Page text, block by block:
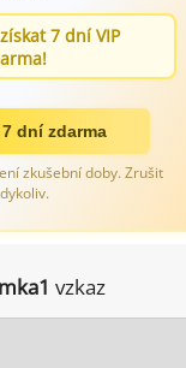
7 dní VIP
dní zdarma
zkušební doby. Zrušit
vzkaz